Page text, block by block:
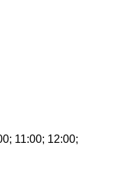
11:00; 12:00;